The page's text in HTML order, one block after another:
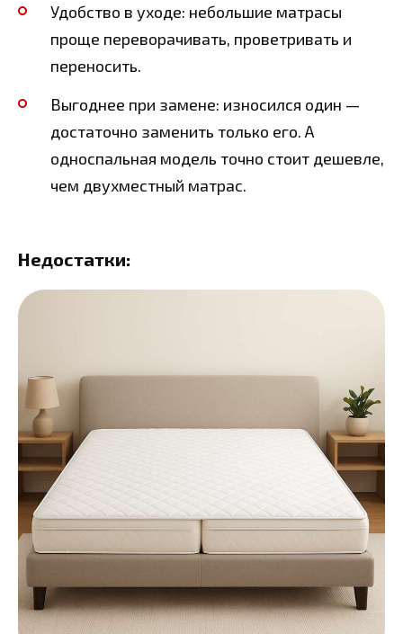
Удобство в уходе: небольшие матрасы
проще переворачивать, проветривать и
переносить.
Выгоднее при замене: износился один —
достаточно заменить только его. А
односпальная модель точно стоит дешевле,
чем двухместный матрас.
Недостатки: